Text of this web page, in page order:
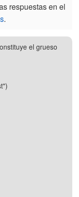
respuestas en el
.
el grueso